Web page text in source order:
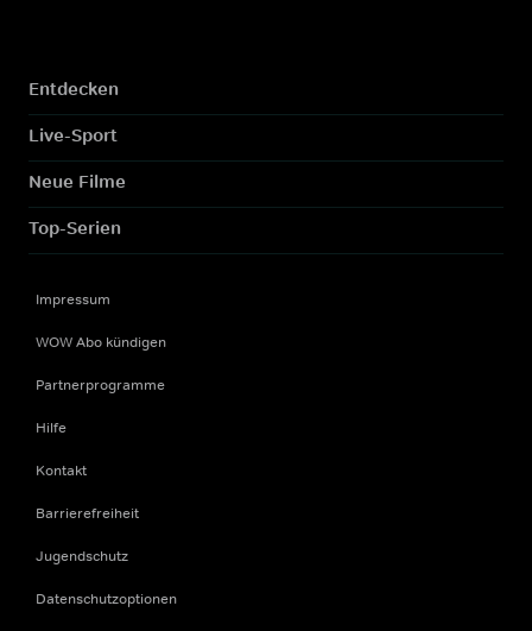
Entdecken
Live-Sport
Neue Filme
Top-Serien
Impressum
WOW Abo kündigen
Partnerprogramme
Hilfe
Kontakt
Barrierefreiheit
Jugendschutz
Datenschutzoptionen